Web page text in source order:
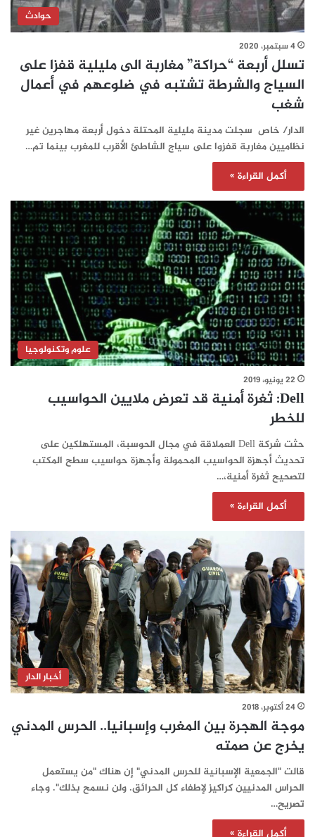
حوادث
4 سبتمبر، 2020
تسلل أربعة “حراكة” مغاربة الى مليلية قفزا على
السياج والشرطة تشتبه في ضلوعهم في أعمال
شغب
الدار/ خاص سجلت مدينة مليلية المحتلة دخول أربعة مهاجرين غير
نظاميين مغاربة قفزوا على سياج الشاطئ الأقرب للمغرب بينما تم…
أكمل القراءة »
علوم وتكنولوجيا
22 يونيو، 2019
Dell: ثغرة أمنية قد تعرض ملايين الحواسيب
للخطر
حثت شركة Dell العملاقة في مجال الحوسبة، المستهلكين على
تحديث أجهزة الحواسيب المحمولة وأجهزة حواسيب سطح المكتب
لتصحيح ثغرة أمنية،…
أكمل القراءة »
أخبار الدار
24 أكتوبر، 2018
موجة الهجرة بين المغرب وإسبانيا.. الحرس المدني
يخرج عن صمته
قالت "الجمعية الإسبانية للحرس المدني" إن هناك "من يستعمل
الحراس المدنيين كراكيز لإطفاء كل الحرائق. ولن نسمح بذلك". وجاء
تصريح…